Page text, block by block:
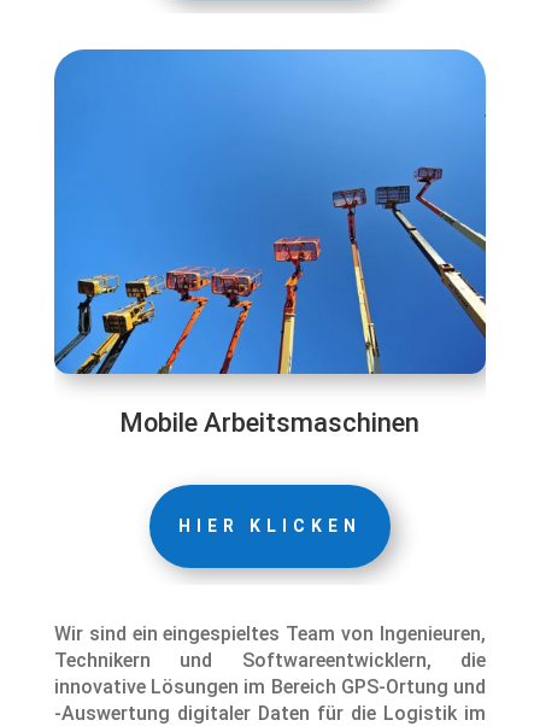
Mobile Arbeitsmaschinen
HIER KLICKEN
Wir sind ein eingespieltes Team von Ingenieuren,
Technikern und Softwareentwicklern, die
innovative Lösungen im Bereich GPS-Ortung und
-Auswertung digitaler Daten für die Logistik im